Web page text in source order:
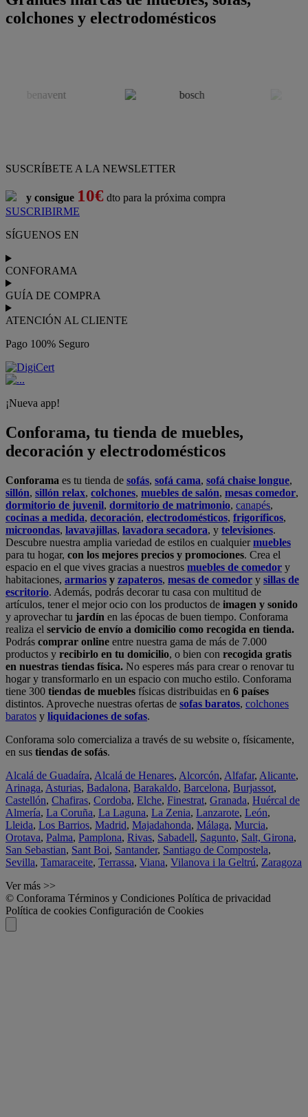
colchones y electrodomésticos
SUSCRÍBETE A LA NEWSLETTER
y consigue 10€ dto para la próxima compra
SUSCRIBIRME
SÍGUENOS EN
CONFORAMA
GUÍA DE COMPRA
ATENCIÓN AL CLIENTE
Pago 100% Seguro
¡Nueva app!
Conforama, tu tienda de muebles,
decoración y electrodomésticos
Conforama es tu tienda de sofás, sofá cama, sofá chaise longue,
sillón, sillón relax, colchones, muebles de salón, mesas comedor,
dormitorio de juvenil, dormitorio de matrimonio, canapés,
cocinas a medida, decoración, electrodomésticos, frigoríficos,
microondas, lavavajillas, lavadora secadora, y televisiones.
Descubre nuestra amplia variedad de estilos en cualquiermuebles
para tu hogar, con los mejores precios y promociones. Crea el
espacio en el que vives gracias a nuestros muebles de comedor y
habitaciones, armarios y zapateros, mesas de comedor y sillas de
escritorio. Además, podrás decorar tu casa con multitud de
artículos, tener el mejor ocio con los productos de imagen y sonido
y aprovechar tu jardín en las épocas de buen tiempo. Conforama
realiza el servicio de envío a domicilio como recogida en tienda.
Podrás comprar online entre nuestra gama de más de 7.000
productos y recibirlo en tu domicilio, o bien con recogida gratis
en nuestras tiendas física. No esperes más para crear o renovar tu
hogar y transformarlo en un espacio con mucho estilo. Conforama
tiene 300 tiendas de muebles físicas distribuidas en 6 países
distintos. Aproveche nuestras ofertas de sofas baratos, colchones
baratos y liquidaciones de sofas.
Conforama solo comercializa a través de su website o, físicamente,
en sus tiendas de sofás.
Alcalá de Guadaíra, Alcalá de Henares, Alcorcón, Alfafar, Alicante,
Arinaga, Asturias, Badalona, Barakaldo, Barcelona, Burjassot,
Castellón, Chafiras, Cordoba, Elche, Finestrat, Granada, Huércal de
Almería, La Coruña, La Laguna, La Zenia, Lanzarote, León,
Lleida, Los Barrios, Madrid, Majadahonda, Málaga, Murcia,
Orotava, Palma, Pamplona, Rivas, Sabadell, Sagunto, Salt, Girona,
San Sebastian, Sant Boi, Santander, Santiago de Compostela,
Sevilla, Tamaraceite, Terrassa, Viana, Vilanova i la Geltrú, Zaragoza
Ver más >>
© Conforama Términos y Condiciones Política de privacidad
Política de cookies Configuración de Cookies